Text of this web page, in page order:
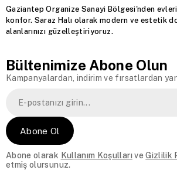
Gaziantep Organize Sanayi Bölgesi'nden
konfor. Saraz Halı olarak modern ve estetik
alanlarınızı güzelleştiriyoruz.
Bültenimize Abone Olun
Kampanyalardan, indirim ve fırsatlardan
Abone Ol
Abone olarak Kullanım KoşullarıveGizlilik
etmiş olursunuz.